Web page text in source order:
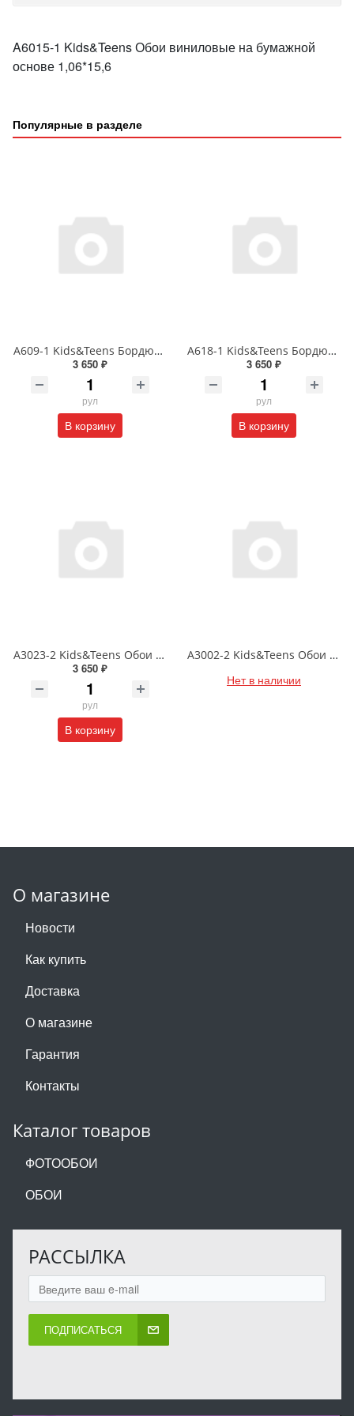
A6015-1 Kids&Teens Обои виниловые на бумажной
основе 1,06*15,6
Популярные в разделе
A609-1 Kids&Teens Бордюр виниловый на бумажной основе 1,06*10
3 650 ₽
рул
В корзину
A618-1 Kids&Teens Бордюр виниловый на бумажной основе 1,06*10
3 650 ₽
рул
В корзину
A3023-2 Kids&Teens Обои DUPLEX (бумажные) 0.93*17.75
3 650 ₽
рул
В корзину
A3002-2 Kids&Teens Обои DUPLEX (бумажные) 0.93*17.75
Нет в наличии
О магазине
Новости
Как купить
Доставка
О магазине
Гарантия
Контакты
Каталог товаров
ФОТООБОИ
ОБОИ
РАССЫЛКА
ПОДПИСАТЬСЯ